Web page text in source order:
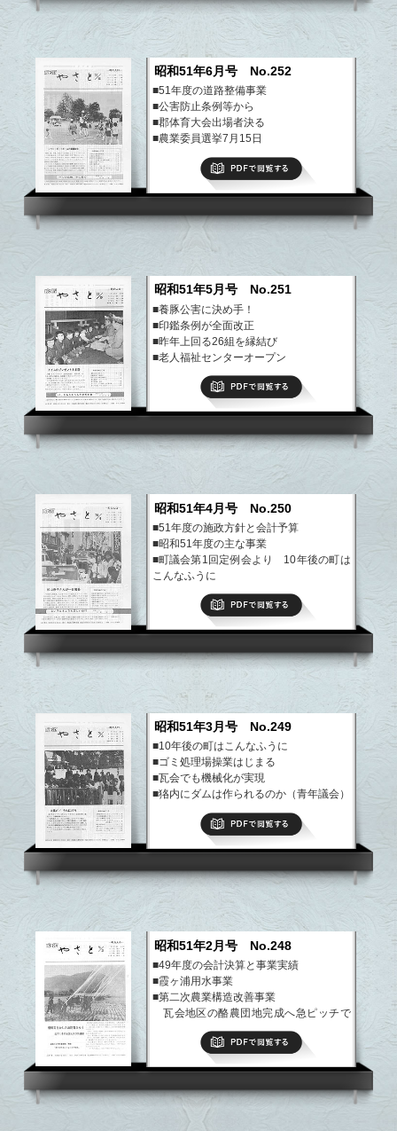
昭和51年6月号 No.252
■51年度の道路整備事業
■公害防止条例等から
■郡体育大会出場者決る
■農業委員選挙7月15日
■フォトサロン・明るい窓
■ぼくらのクラブ活動、わが家の味
昭和51年5月号 No.251
■養豚公害に決め手！
■印鑑条例が全面改正
■昨年上回る26組を縁結び
■老人福祉センターオープン
■地方税改正、紹介
■ぼくらのクラブ活動、わが家の味
PDFで閲覧する
昭和51年4月号 No.250
■51年度の施政方針と会計予算
■昭和51年度の主な事業
■町議会第1回定例会より 10年後の町は
こんなふうに
■休養村事業完了する
■まちの伝説、やさと文芸
PDFで閲覧する
昭和51年3月号 No.249
■10年後の町はこんなふうに
■ゴミ処理場操業はじまる
■瓦会でも機械化が実現
■狢内にダムは作られるのか（青年議会）
■林保育所完成
■ぼくらのクラブ活動（恋瀬小）
昭和51年2月号 No.248
■49年度の会計決算と事業実績
■霞ヶ浦用水事業
■第二次農業構造改善事業
瓦会地区の酪農団地完成へ急ピッチで
■ぼくらのクラブ活動、まちの伝説
PDFで閲覧する